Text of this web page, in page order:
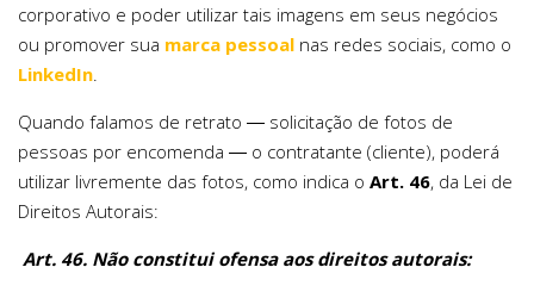
corporativo e poder utilizar tais imagens em seus negócios
ou promover sua marca pessoal nas redes sociais, como o
LinkedIn
Quando falamos de retrato ― solicitação de fotos de
pessoas por encomenda ― o contratante (cliente), poderá
utilizar livremente das fotos, como indica o Art. 46, da Lei de
Direitos Autorais:
Art. 46. Não constitui ofensa aos direitos autorais: